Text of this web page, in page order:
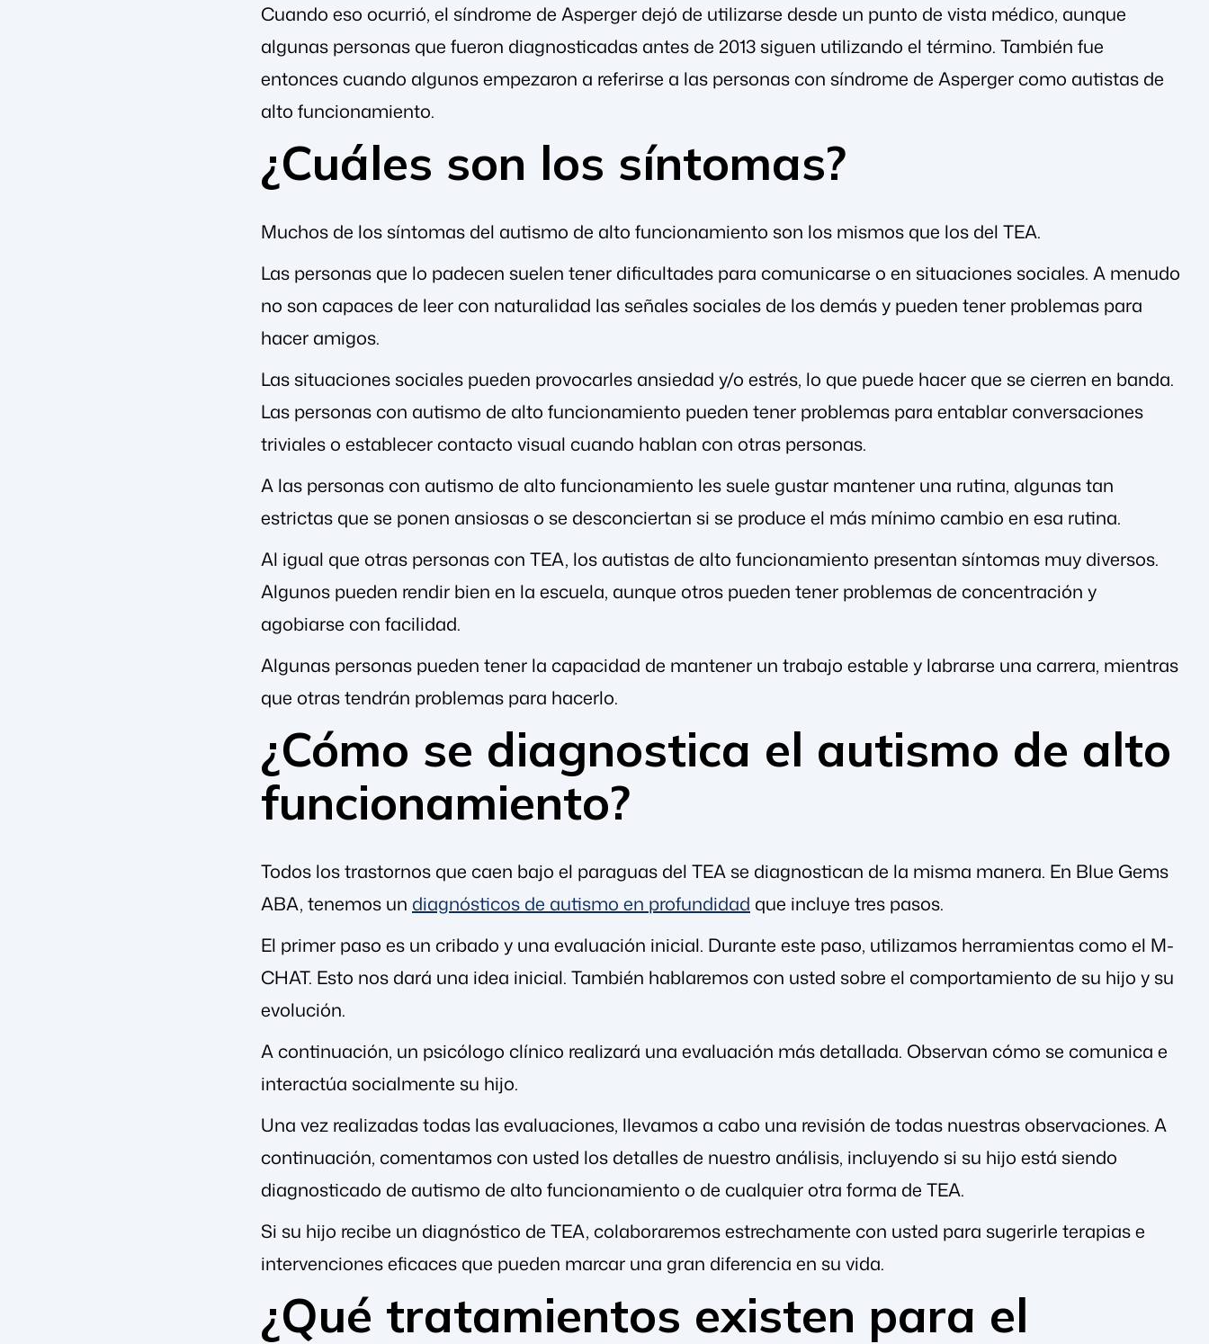
Cuando eso ocurrió, el síndrome de Asperger dejó de utilizarse desde un punto de vista médico, aunque
algunas personas que fueron diagnosticadas antes de 2013 siguen utilizando el término. También fue
entonces cuando algunos empezaron a referirse a las personas con síndrome de Asperger como autistas de
alto funcionamiento.
¿Cuáles son los síntomas?
Muchos de los síntomas del autismo de alto funcionamiento son los mismos que los del TEA.
Las personas que lo padecen suelen tener dificultades para comunicarse o en situaciones sociales. A menudo
no son capaces de leer con naturalidad las señales sociales de los demás y pueden tener problemas para
hacer amigos.
Las situaciones sociales pueden provocarles ansiedad y/o estrés, lo que puede hacer que se cierren en banda.
Las personas con autismo de alto funcionamiento pueden tener problemas para entablar conversaciones
triviales o establecer contacto visual cuando hablan con otras personas.
A las personas con autismo de alto funcionamiento les suele gustar mantener una rutina, algunas tan
estrictas que se ponen ansiosas o se desconciertan si se produce el más mínimo cambio en esa rutina.
Al igual que otras personas con TEA, los autistas de alto funcionamiento presentan síntomas muy diversos.
Algunos pueden rendir bien en la escuela, aunque otros pueden tener problemas de concentración y
agobiarse con facilidad.
Algunas personas pueden tener la capacidad de mantener un trabajo estable y labrarse una carrera, mientras
que otras tendrán problemas para hacerlo.
¿Cómo se diagnostica el autismo de alto
funcionamiento?
Todos los trastornos que caen bajo el paraguas del TEA se diagnostican de la misma manera. En Blue Gems
ABA, tenemos un diagnósticos de autismo en profundidad que incluye tres pasos.
El primer paso es un cribado y una evaluación inicial. Durante este paso, utilizamos herramientas como el M-
CHAT. Esto nos dará una idea inicial. También hablaremos con usted sobre el comportamiento de su hijo y su
evolución.
A continuación, un psicólogo clínico realizará una evaluación más detallada. Observan cómo se comunica e
interactúa socialmente su hijo.
Una vez realizadas todas las evaluaciones, llevamos a cabo una revisión de todas nuestras observaciones. A
continuación, comentamos con usted los detalles de nuestro análisis, incluyendo si su hijo está siendo
diagnosticado de autismo de alto funcionamiento o de cualquier otra forma de TEA.
Si su hijo recibe un diagnóstico de TEA, colaboraremos estrechamente con usted para sugerirle terapias e
intervenciones eficaces que pueden marcar una gran diferencia en su vida.
¿Qué tratamientos existen para el